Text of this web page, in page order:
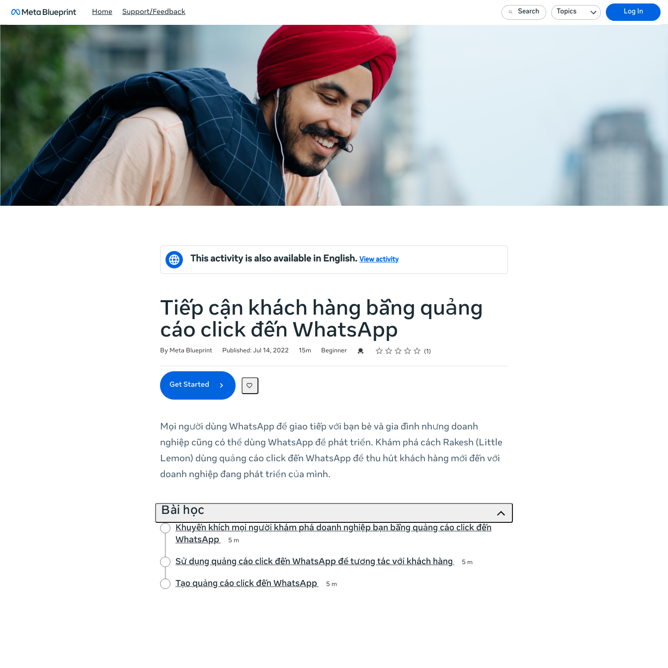
Home Support/Feedback Search Topics Log In
This activity is also available in English. View activity
Tiếp cận khách hàng bằng quảng
cáo click đến WhatsApp
By Meta Blueprint Published: Jul 14, 2022 15m Beginner Credential For Completion
Rating
1 star
2 stars
3 stars
4 stars
5 stars 1
Get Started
Mọi người dùng WhatsApp để giao tiếp với bạn bè và gia đình nhưng doanh
nghiệp cũng có thể dùng WhatsApp để phát triển. Khám phá cách Rakesh (Little
Lemon) dùng quảng cáo click đến WhatsApp để thu hút khách hàng mới đến với
doanh nghiệp đang phát triển của mình.
Bài học
Khuyến khích mọi người khám phá doanh nghiệp bạn bằng quảng cáo click đến
WhatsApp
5 m
Sử dụng quảng cáo click đến WhatsApp để tương tác với khách hàng 5 m
Tạo quảng cáo click đến WhatsApp 5 m